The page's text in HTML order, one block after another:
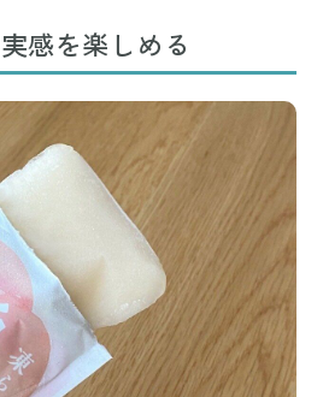
感を楽しめる